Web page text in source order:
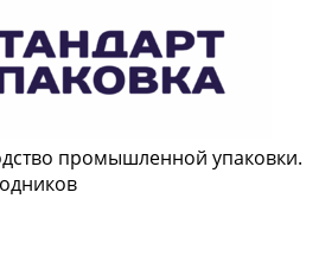
промышленной упаковки.